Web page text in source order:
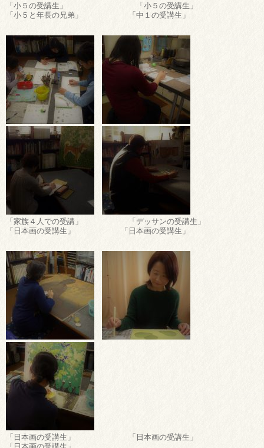
「小５の受講生」 「小５の受講生」
「小５と年長の兄弟」 「中１の受講生」
「家族４人での受講」 「デッサンの受講生」
「日本画の受講生」 「日本画の受講生」
「日本画の受講生」 「日本画の受講生」
「日本画の受講生」